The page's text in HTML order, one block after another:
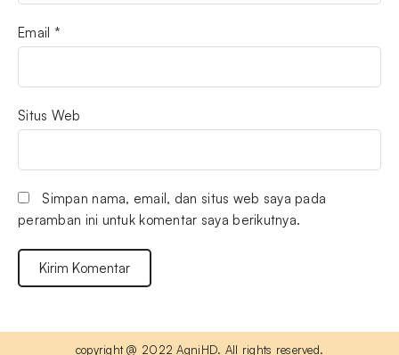
Email *
Situs Web
Simpan nama, email, dan situs web saya pada
peramban ini untuk komentar saya berikutnya.
copyright @ 2022 AgniHD. All rights reserved.